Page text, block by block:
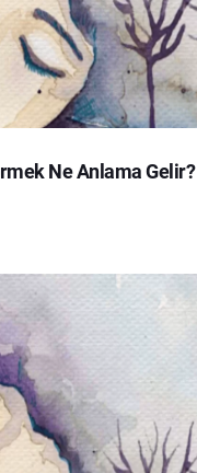
Ne Anlama Gelir?